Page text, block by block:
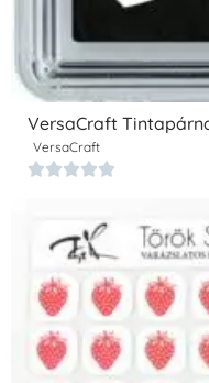
VersaCraft
VersaCraft
